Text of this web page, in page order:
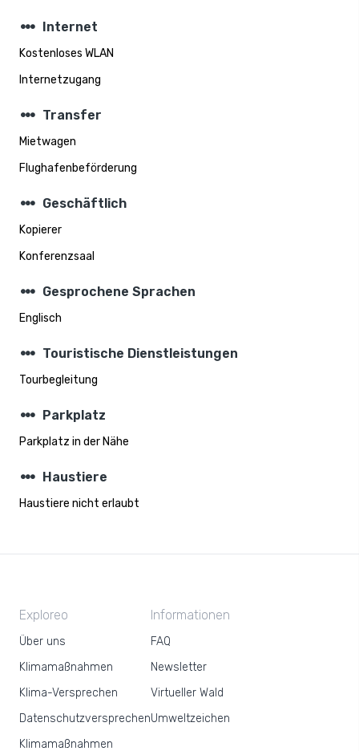
steppers Internet
Kostenloses WLAN
Internetzugang
steppers Transfer
Mietwagen
Flughafenbeförderung
steppers Geschäftlich
Kopierer
Konferenzsaal
steppers Gesprochene Sprachen
Englisch
steppers Touristische Dienstleistungen
Tourbegleitung
steppers Parkplatz
Parkplatz in der Nähe
steppers Haustiere
Haustiere nicht erlaubt
Exploreo
Über uns
Klimamaßnahmen
Klima-Versprechen
Datenschutzversprechen
Klimamaßnahmen
Informationen
FAQ
Newsletter
Virtueller Wald
Umweltzeichen